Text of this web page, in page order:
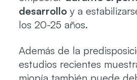
desarrolloy a
los 20-25 años.
Además de la
estudios recientes